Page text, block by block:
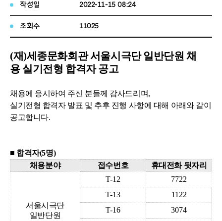
작성일 2022-11-15 08:24
조회수 11025
(재)세종문화회관 서울시극단 일반단원 채
용 실기전형 합격자 공고
채용에 응시하여 주신 분들께 감사드리며,
실기전형 합격자 발표 및 추후 진행 사항에 대해 아래와 같이
공고합니다.
■ 합격자(5명)
채용분야
접수번호 휴대전화 뒷자리
서울시극단
일반단원
T-12
7722
T-13
1122
T-16
3074